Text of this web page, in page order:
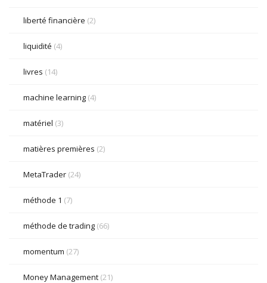
liberté financière (2)
liquidité (4)
livres (14)
machine learning (4)
matériel (3)
matières premières (2)
MetaTrader (24)
méthode 1 (7)
méthode de trading (66)
momentum (27)
Money Management (21)